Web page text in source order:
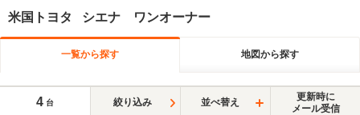
米国トヨタ シエナ ワンオーナー
一覧から探す 地図から探す
4 台 絞り込み 並べ替え
更新時に
メール受信